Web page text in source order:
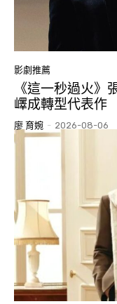
影劇推薦
《這一秒過火
嶧成轉型代表作
廖 育婉 - 2026-08-06